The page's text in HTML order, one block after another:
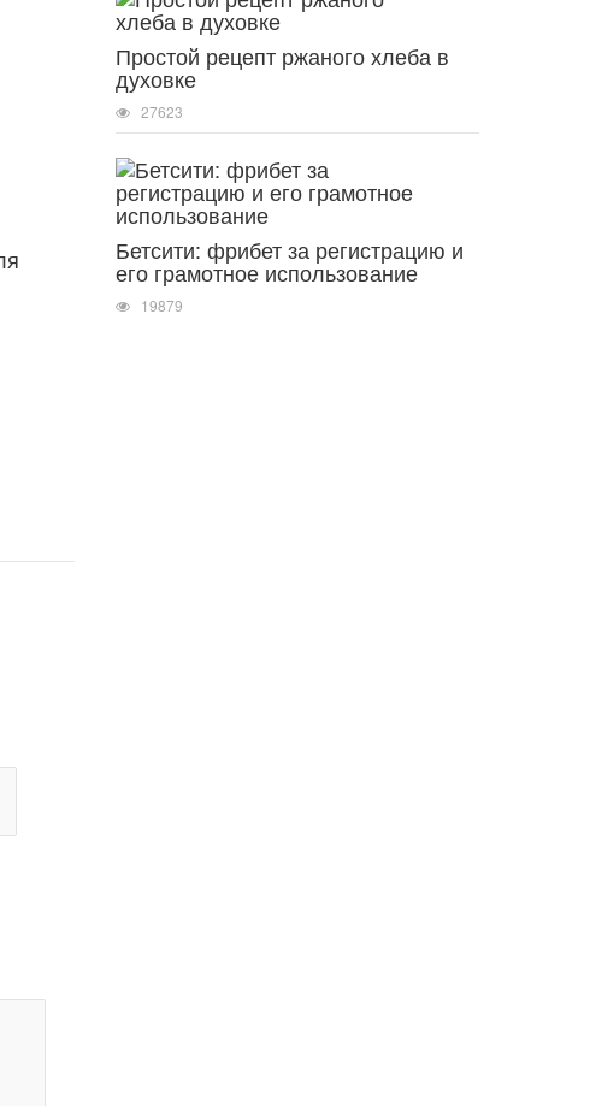
Простой рецепт ржаного хлеба в
духовке
27623
Бетсити: фрибет за регистрацию и
его грамотное использование
19879